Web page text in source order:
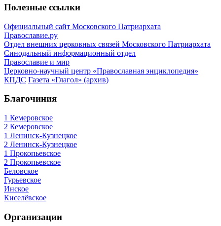
Полезные ссылки
Официальный сайт Московского Патриархата
Православие.ру
Отдел внешних церковных связей Московского Патриархата
Синодальный информационный отдел
Православие и мир
Церковно-научный центр «Православная энциклопедия»
КПДС Газета «Глагол» (архив)
Благочиния
1 Кемеровское
2 Кемеровское
1 Ленинск-Кузнецкое
2 Ленинск-Кузнецкое
1 Прокопьевское
2 Прокопьевское
Беловское
Гурьевское
Инское
Киселёвское
Организации